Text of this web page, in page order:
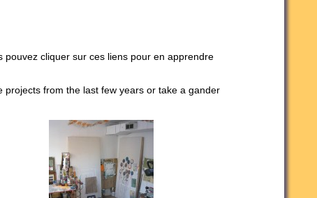
pouvez cliquer sur ces liens pour en apprendre
projects from the last few years or take a gander